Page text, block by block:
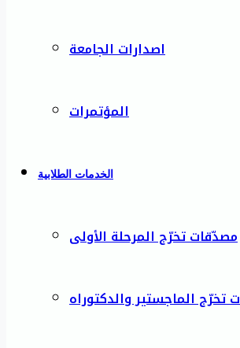
اصدارات الجامعة
المؤتمرات
الخدمات الطلابية
مصدّقات تخرّج المرحلة الأولى
تخرّج الماجستير والدكتوراه